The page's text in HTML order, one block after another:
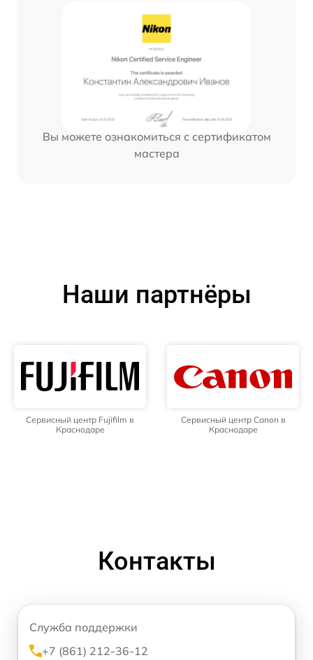
Вы можете ознакомиться с сертификатом
мастера
Наши партнёры
Сервисный центр Fujifilm в
Краснодаре
Сервисный центр Canon в
Краснодаре
Контакты
Служба поддержки
+7 (861) 212-36-12